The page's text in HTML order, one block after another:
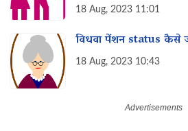
18 Aug, 2023 11:01
विधवा पेंशन status कैसे
18 Aug, 2023 10:43